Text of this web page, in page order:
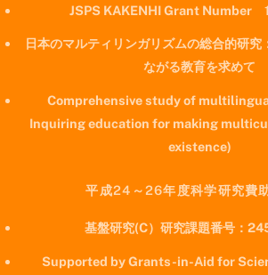
JSPS KAKENHI Grant Number
日本のマルティリンガリズムの総合的研
ながる教育を求めて
Comprehensive study of
Inquiring education for making
existence)
平成24～26年度科学研究費
基盤研究(C）研究課題番号：
Supported by Grants-in-Aid for